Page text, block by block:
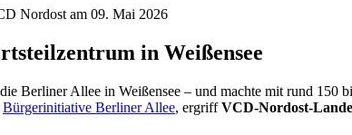
Nordost am 09. Mai 2026
in Weißensee
Berliner Allee in Weißensee – und machte mit rund 150
Bürgerinitiative Berliner Allee, ergriffVCD-Nordost-